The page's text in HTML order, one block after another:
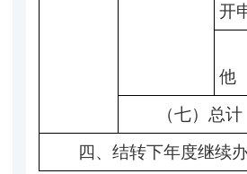
开
他
（七）总计
四、结转下年度继续